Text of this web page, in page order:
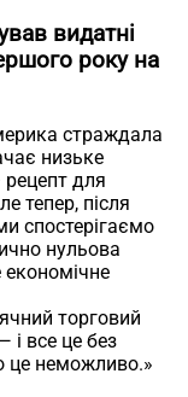
видатні
року на
страждала
низьке
для
тепер, після
спостерігаємо
нульова
економічне
торговий
і все це без
це неможливо.»